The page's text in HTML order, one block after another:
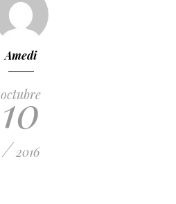
Amedi
octubre
10
/ 2016